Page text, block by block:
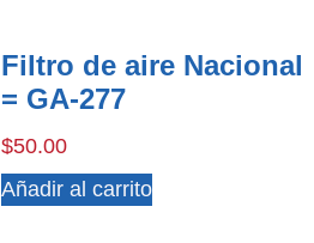
Filtro de aire Nacional
= GA-277
$50.00
Añadir al carrito